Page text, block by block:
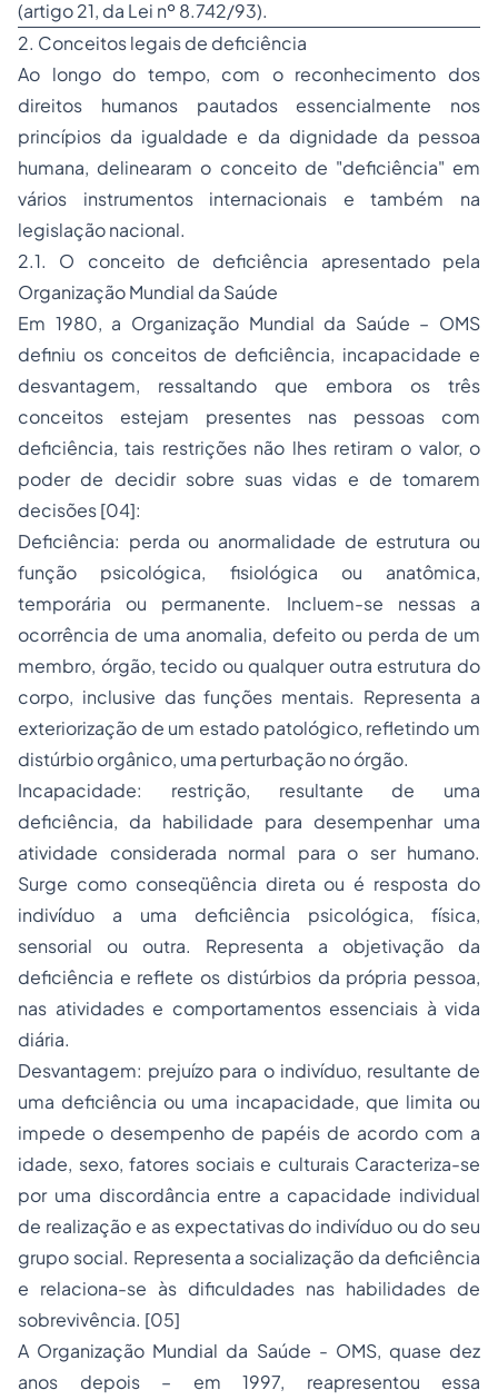
(artigo 21, da Lei nº 8.742/93).
2. Conceitos legais de deficiência
Ao longo do tempo, com o reconhecimento dos
direitos humanos pautados essencialmente nos
princípios da igualdade e da dignidade da pessoa
humana, delinearam o conceito de "deficiência" em
vários instrumentos internacionais e também na
legislação nacional.
2.1. O conceito de deficiência apresentado pela
Organização Mundial da Saúde
Em 1980, a Organização Mundial da Saúde – OMS
definiu os conceitos de deficiência, incapacidade e
desvantagem, ressaltando que embora os três
conceitos estejam presentes nas pessoas com
deficiência, tais restrições não lhes retiram o valor, o
poder de decidir sobre suas vidas e de tomarem
decisões [04]:
Deficiência: perda ou anormalidade de estrutura ou
função psicológica, fisiológica ou anatômica,
temporária ou permanente. Incluem-se nessas a
ocorrência de uma anomalia, defeito ou perda de um
membro, órgão, tecido ou qualquer outra estrutura do
corpo, inclusive das funções mentais. Representa a
exteriorização de um estado patológico, refletindo um
distúrbio orgânico, uma perturbação no órgão.
Incapacidade: restrição, resultante de uma
deficiência, da habilidade para desempenhar uma
atividade considerada normal para o ser humano.
Surge como conseqüência direta ou é resposta do
indivíduo a uma deficiência psicológica, física,
sensorial ou outra. Representa a objetivação da
deficiência e reflete os distúrbios da própria pessoa,
nas atividades e comportamentos essenciais à vida
diária.
Desvantagem: prejuízo para o indivíduo, resultante de
uma deficiência ou uma incapacidade, que limita ou
impede o desempenho de papéis de acordo com a
idade, sexo, fatores sociais e culturais Caracteriza-se
por uma discordância entre a capacidade individual
de realização e as expectativas do indivíduo ou do seu
grupo social. Representa a socialização da deficiência
e relaciona-se às dificuldades nas habilidades de
sobrevivência. [05]
A Organização Mundial da Saúde - OMS, quase dez
anos depois – em 1997, reapresentou essa